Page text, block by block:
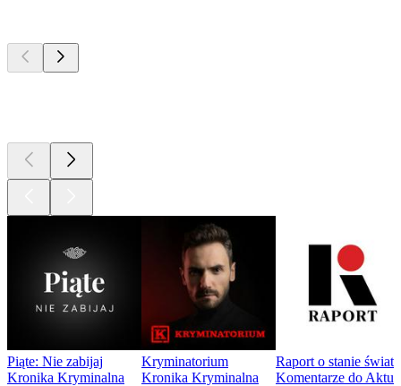
Piąte: Nie zabijaj
Kronika Kryminalna
Kryminatorium
Kronika Kryminalna
Raport o stanie
Komentarze do